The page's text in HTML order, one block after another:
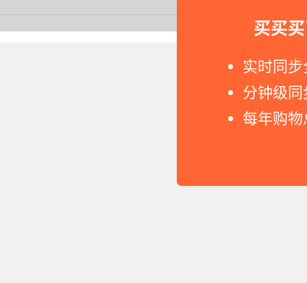
买买
实时同
分钟级
每年购
Copyright © 2011-2026 网购